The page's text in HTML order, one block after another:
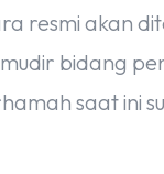
resmi akan
bidang
saat ini